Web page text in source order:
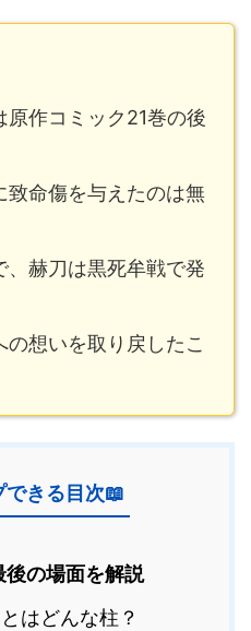
原作コミック21巻の後
致命傷を与えたのは無
、赫刀は黒死牟戦で発
想いを取り戻したこ
できる目次📖
後の場面を解説
はどんな柱？